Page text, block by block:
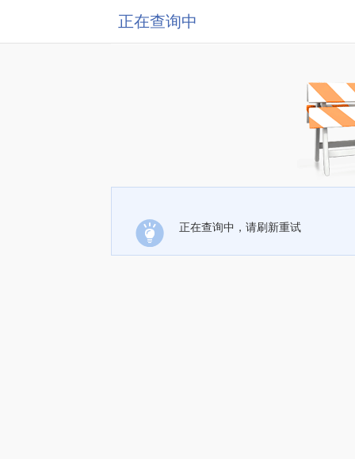
正在查询中
正在查询中，请刷新重试